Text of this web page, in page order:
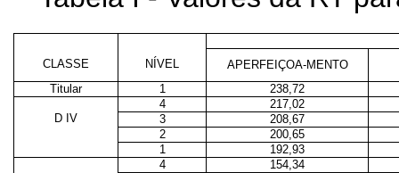
CLASSE NÍVEL
APERFEIÇOA-MENTO
Titular
1
238,72
4
217,02
D IV
3
208,67
2
200,65
1
192,93
4
154,34